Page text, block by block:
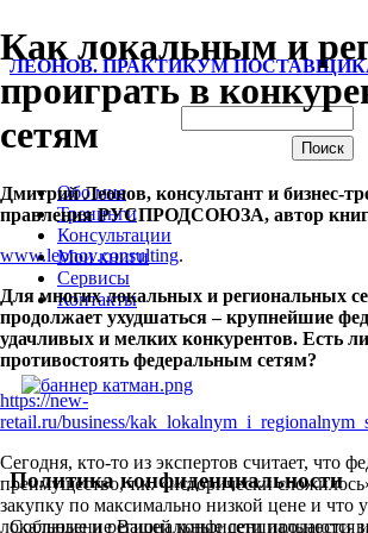
ЛЕОНОВ. ПРАКТИКУМ
Обо мне
Тренинги
Консультации
Мои книги
Сервисы
Контакты
Как локальным и
проиграть в
сетям
Дмитрий Леонов, консультант и бизнес-
правления РУСПРОДСОЮЗА, автор
www.leonov.consulting.
Для многих локальных и региональных
продолжает ухудшаться – крупнейшие
удачливых и мелких конкурентов. Есть
противостоять федеральным сетям?
https://new-
retail.ru/business/
Сегодня, кто-то из экспертов считает, что
преимущество, т.к. «исторически
закупку по максимально низкой цене и что
локальные и региональные сети продаются
Политика конфиденциальности
Соблюдение Вашей конфиденциальности